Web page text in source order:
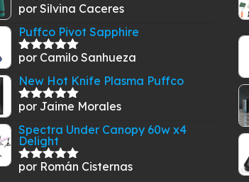
Valorado
por Silvina Caceres
Puffco Pivot Sapphire
Valorado
por Camilo Sanhueza
New Hot Knife Plasma Puffco
Valorado
por Jaime Morales
Spectra Under Canopy 60w x4
Delight
Valorado
por Román Cisternas